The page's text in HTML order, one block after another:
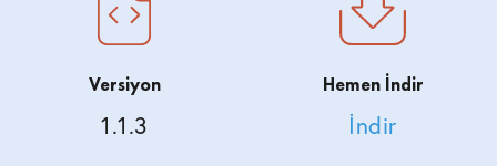
Versiyon
1.1.3
Hemen İndir
İndir